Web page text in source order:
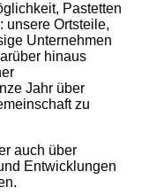
Pastetten
unsere Ortsteile,
Unternehmen
hinaus
Jahr über
zu
auch über
Entwicklungen